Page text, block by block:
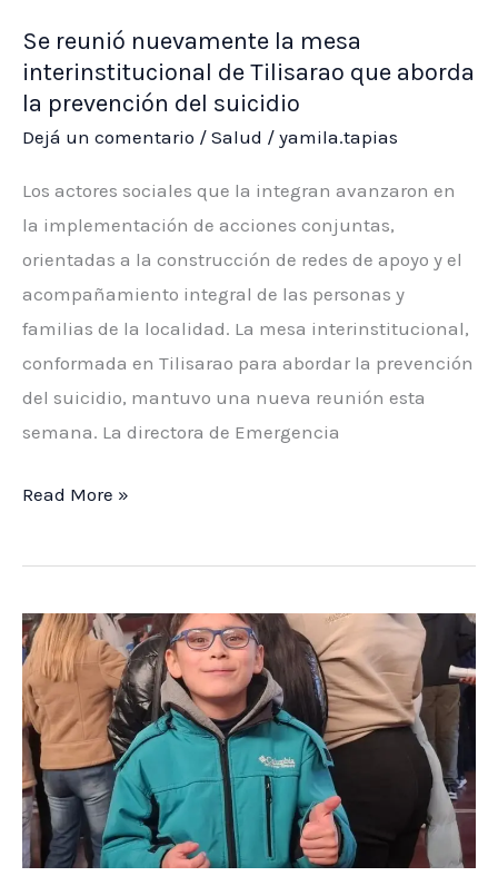
Se reunió nuevamente la mesa
interinstitucional de Tilisarao que aborda
la prevención del suicidio
Dejá un comentario / Salud / yamila.tapias
Los actores sociales que la integran avanzaron en
la implementación de acciones conjuntas,
orientadas a la construcción de redes de apoyo y el
acompañamiento integral de las personas y
familias de la localidad. La mesa interinstitucional,
conformada en Tilisarao para abordar la prevención
del suicidio, mantuvo una nueva reunión esta
semana. La directora de Emergencia
Se
nuevamente
mesa
interinstitucional
de
Tilisarao
que
aborda
la
prevención
Read More »